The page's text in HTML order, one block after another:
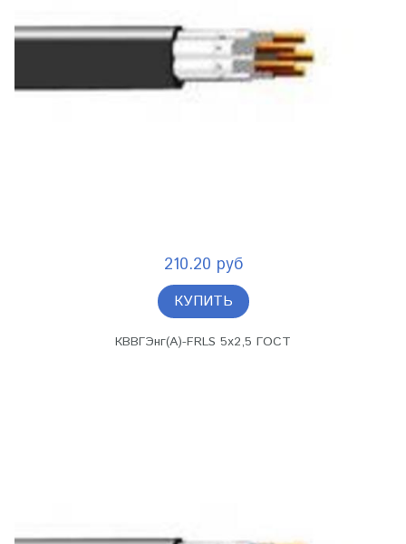
210.20 руб
КУПИТЬ
КВВГЭнг(А)-FRLS 5х2,5 ГОСТ